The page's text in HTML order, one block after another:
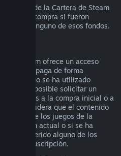
fondos de la Cartera de Steam
de la compra si fueron
ninguno de esos fondos.
Steam ofrece un acceso
que se paga de forma
no se ha utilizado
es posible solicitar un
siguientes a la compra inicial o a
Se considera que el contenido
alguno de los juegos de la
actual o si se ha
o transferido alguno de los
en la suscripción.